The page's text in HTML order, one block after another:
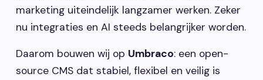
marketing uiteindelijk langzamer werken. Zeker
nu integraties en AI steeds belangrijker worden.
Daarom bouwen wij op Umbraco: een open-
source CMS dat stabiel, flexibel en veilig is